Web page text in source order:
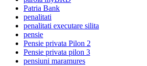
Patria Bank
penalitati
penalitati executare silita
pensie
Pensie privata Pilon 2
Pensie privata pilon 3
pensiuni maramures